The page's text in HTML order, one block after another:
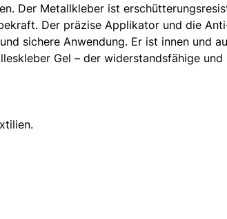
Der Metallkleber ist
Der präzise Applikator und die
sichere Anwendung. Er ist innen und
Gel – der widerstandsfähige und